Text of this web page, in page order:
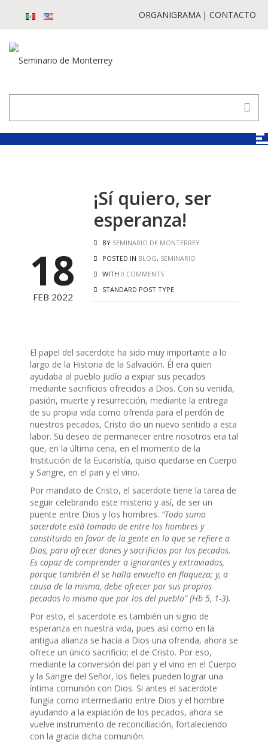
ORGANIGRAMA CONTACTO
18
FEB 2022
¡Sí quiero, ser
esperanza!
BY SEMINARIO DE MONTERREY
POSTED IN BLOG, SEMINARIO
WITH 0 COMMENTS
STANDARD POST TYPE
El papel del sacerdote ha sido muy importante a lo
largo de la Historia de la Salvación. Él era quien
ayudaba al pueblo judío a expiar sus pecados
mediante sacrificios ofrecidos a Dios. Con su venida,
pasión, muerte y resurrección, mediante la entrega
de su propia vida como ofrenda para el perdón de
nuestros pecados, Cristo dio un nuevo sentido a esta
labor. Su deseo de permanecer entre nosotros era tal
que, en la última cena, en el momento de la
Institución de la Eucaristía, quiso quedarse en Cuerpo
y Sangre, en el pan y el vino.
Por mandato de Cristo, el sacerdote tiene la tarea de
seguir celebrando este misterio y así, de ser un
puente entre Dios y los hombres. “Todo sumo
sacerdote está tomado de entre los hombres y
constituido en favor de la gente en lo que se refiere a
Dios, para ofrecer dones y sacrificios por los pecados.
Es capaz de comprender a ignorantes y extraviados,
porque también él se halla envuelto en flaqueza; y, a
causa de la misma, debe ofrecer por sus propios
pecados lo mismo que por los del pueblo” (Hb 5, 1-3).
Por esto, el sacerdote es también un signo de
esperanza en nuestra vida, pues así como en la
antigua alianza se hacía a Dios una ofrenda, ahora se
ofrece un único sacrificio; el de Cristo. Por eso,
mediante la conversión del pan y el vino en el Cuerpo
y la Sangre del Señor, los fieles pueden lograr una
íntima comunión con Dios. Si antes el sacerdote
fungía como intermediario entre Dios y el hombre
ayudando a la expiación de los pecados, ahora se
vuelve instrumento de reconciliación, fortaleciendo
con la gracia dicha comunión.